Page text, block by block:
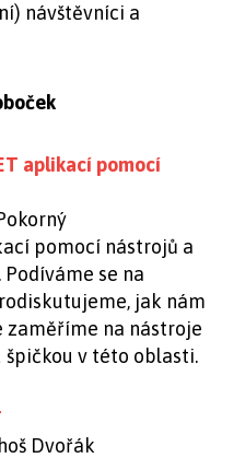
návštěvníci a
aplikací pomocí
pomocí nástrojů a
se na
jak nám
zaměříme na nástroje
v této oblasti.
Dvořák